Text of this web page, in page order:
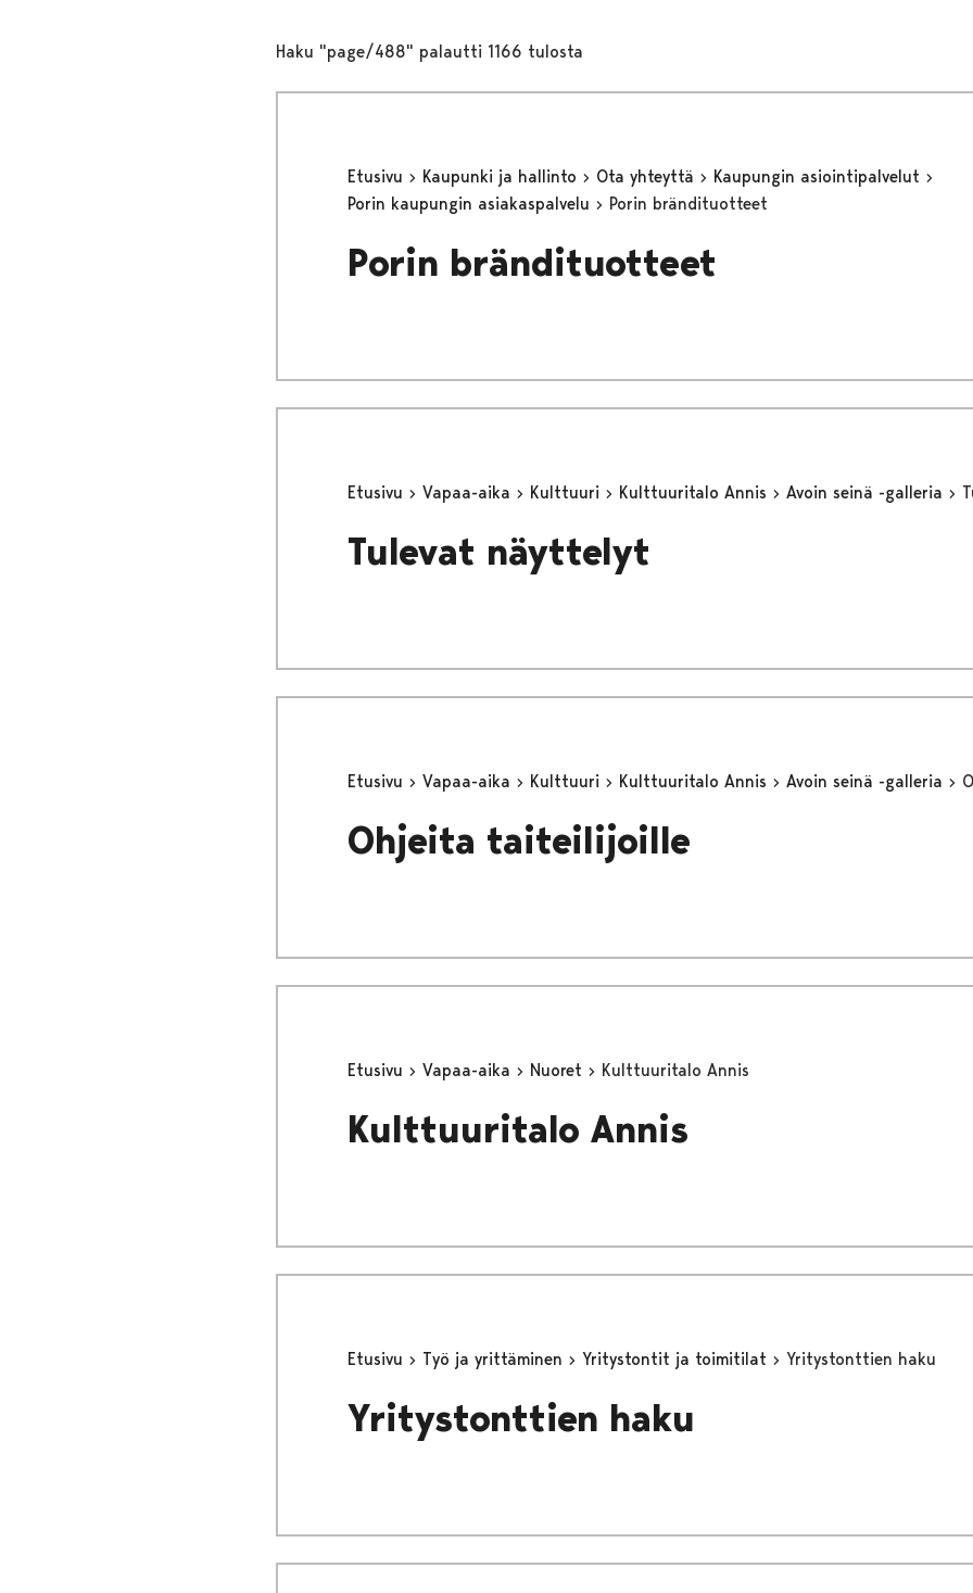
Haku "page/488" palautti 1166 tulosta
Etusivu Kaupunki ja hallinto Ota yhteyttä
Kaupungin asiointipalvelut
Porin kaupungin asiakaspalvelu
Porin brändituotteet
Porin brändituotteet
Etusivu Vapaa-aika Kulttuuri Kulttuuritalo Annis Avoin seinä -galleria
Tulevat näyttelyt
Etusivu Vapaa-aika Kulttuuri Kulttuuritalo Annis Avoin seinä -galleria
Ohjeita taiteilijoille
Etusivu Vapaa-aika Nuoret Kulttuuritalo Annis
Kulttuuritalo Annis
Etusivu Työ ja yrittäminen Yritystontit ja toimitilat Yritystonttien haku
Yritystonttien haku